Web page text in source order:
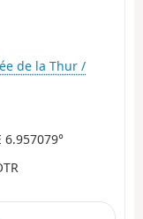
de la Thur /
6.957079°